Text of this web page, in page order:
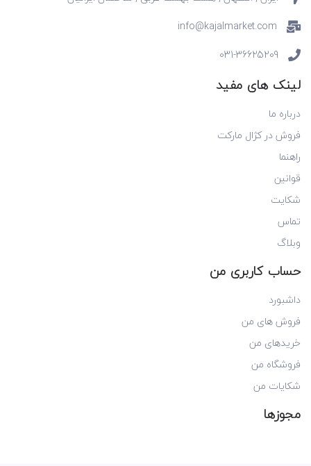
info@kajalmarket.com
031-36625209
لینک های مفید
درباره ما
فروش در کژال مارکت
راهنما
قوانین
شکایت
تماس
وبلاگ
حساب کاربری من
داشبورد
فروش های من
خریدهای من
فروشگاه من
شکایات من
مجوزها